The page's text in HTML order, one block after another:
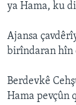
ya Hama, ku
Ajansa
birîndaran hîn
Berdevkê
Hama pevçûn